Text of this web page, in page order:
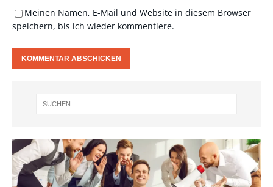
Meinen Namen, E-Mail und Website in diesem Browser
speichern, bis ich wieder kommentiere.